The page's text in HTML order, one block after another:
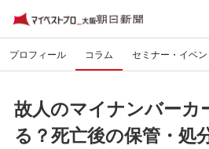
プロフィール コラム セミナー・イベン
故人のマイナンバーカ
る？死亡後の保管・処